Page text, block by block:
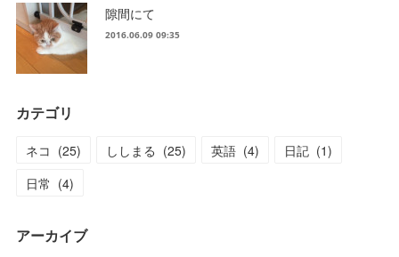
隙間にて
2016.06.09 09:35
カテゴリ
ネコ (25) ししまる (25) 英語 (4) 日記 (1)
日常 (4)
アーカイブ